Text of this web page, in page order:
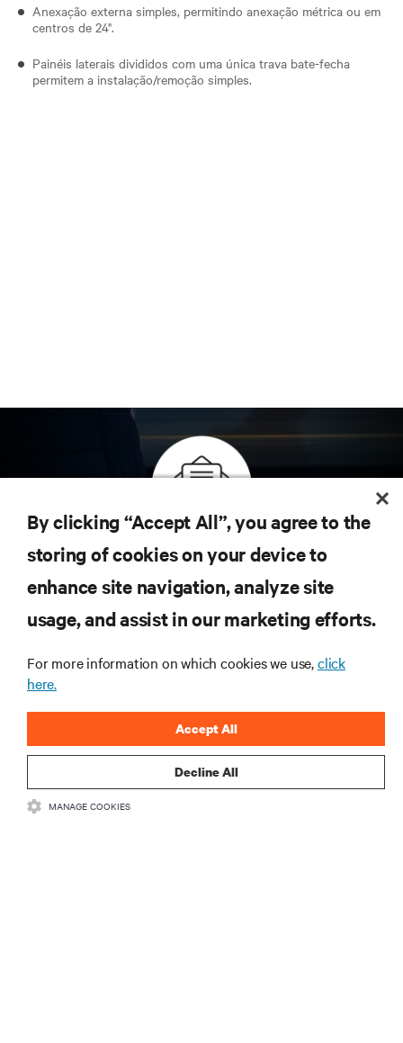
Anexação externa simples, permitindo anexação métrica ou em
centros de 24".
Painéis laterais divididos com uma única trava bate-fecha
permitem a instalação/remoção simples.
Inscreva-se para obter as últimas tendências em
tecnologia
Receba atualizações regulares sobre os tópicos
mais importantes da indústria, com as discussões
mais recentes e insights de especialistas sobre
By clicking “Accept All”, you agree to the
storing of cookies on your device to
enhance site navigation, analyze site
usage, and assist in our marketing efforts.
For more information on which cookies we use,click
here.
Decline All
Accept All
MANAGE COOKIES